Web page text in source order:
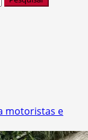
motoristas e